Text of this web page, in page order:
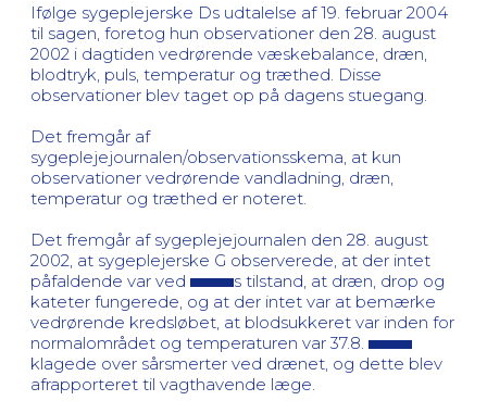
Ifølge sygeplejerske Ds udtalelse af 19. februar 2004
til sagen, foretog hun observationer den 28. august
2002 i dagtiden vedrørende væskebalance, dræn,
blodtryk, puls, temperatur og træthed. Disse
observationer blev taget op på dagens stuegang.
Det fremgår af
sygeplejejournalen/observationsskema, at kun
observationer vedrørende vandladning, dræn,
temperatur og træthed er noteret.
Det fremgår af sygeplejejournalen den 28. august
2002, at sygeplejerske G observerede, at der intet
påfaldende var ved
s tilstand, at dræn, drop og
kateter fungerede, og at der intet var at bemærke
vedrørende kredsløbet, at blodsukkeret var inden for
normalområdet og temperaturen var 37.8.
klagede over sårsmerter ved drænet, og dette blev
afrapporteret til vagthavende læge.